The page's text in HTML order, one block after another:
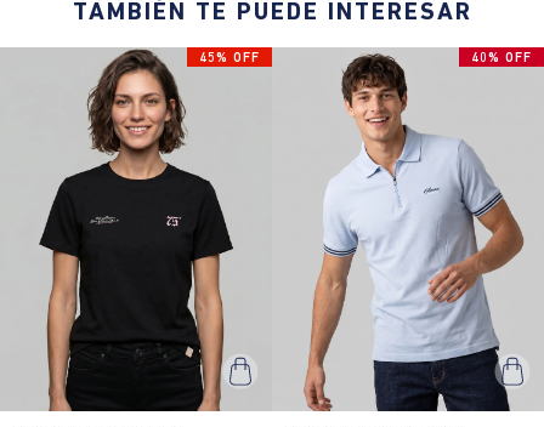
TAMBIÉN TE PUEDE INTERESAR
45% OFF 40% OFF